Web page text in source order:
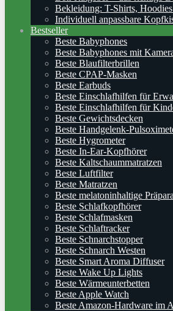
Bekleidung: T-Shirts,
Individuell anpassbare
Bestseller
Beste Babyphones
Beste Babyphones mit
Beste Blaufilterbrillen
Beste CPAP-Masken
Beste Earbuds
Beste Einschlafhilfen für
Beste Einschlafhilfen für
Beste Gewichtsdecken
Beste Handgelenk-
Beste Hygrometer
Beste In-Ear-Kopfhörer
Beste Kaltschaummatratzen
Beste Luftfilter
Beste Matratzen
Beste melatoninhaltige
Beste Schlafkopfhörer
Beste Schlafmasken
Beste Schlaftracker
Beste Schnarchstopper
Beste Schnarch Westen
Beste Smart Aroma Diffuser
Beste Wake Up Lights
Beste Wärmeunterbetten
Beste Apple Watch
Beste Amazon-Hardware im